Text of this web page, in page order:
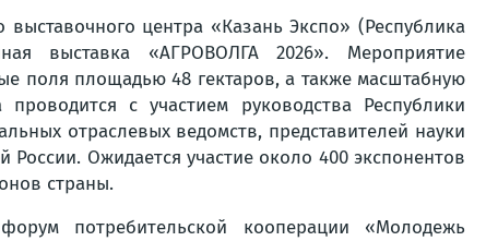
центра «Казань Экспо» (Республика
выставка «АГРОВОЛГА 2026». Мероприятие
поля площадью 48 гектаров, а также масштабную
с участием руководства Республики
отраслевых ведомств, представителей науки
Ожидается участие около 400 экспонентов
страны.
потребительской кооперации «Молодежь